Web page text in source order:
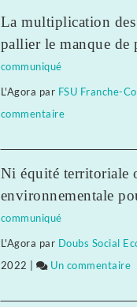
La multiplication des
pallier le manque de
communiqué
L'Agora par FSU Franche-
commentaire
le
premier
a
fragilisé
Ni équité territoriale
environnementale
communiqué
L'Agora par Doubs Social
2022
| Un commentaire